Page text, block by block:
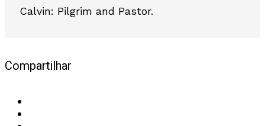
Calvin: Pilgrim and Pastor.
Compartilhar